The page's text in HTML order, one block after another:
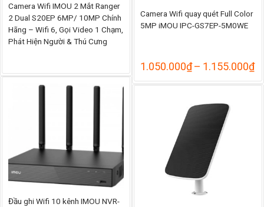
Camera Wifi IMOU 2 Mắt Ranger
2 Dual S20EP 6MP/ 10MP Chính
Hãng – Wifi 6, Gọi Video 1 Chạm,
Phát Hiện Người & Thú Cưng
Camera Wifi quay quét Full Color
5MP iMOU IPC-GS7EP-5M0WE
1.050.000₫– 1.155.000₫
từ
Đầu ghi Wifi 10 kênh IMOU NVR-